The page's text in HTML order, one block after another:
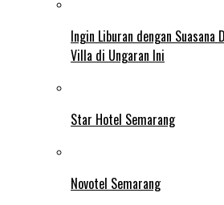
Ingin Liburan dengan
Villa di Ungaran Ini
Star Hotel Semarang
Novotel Semarang